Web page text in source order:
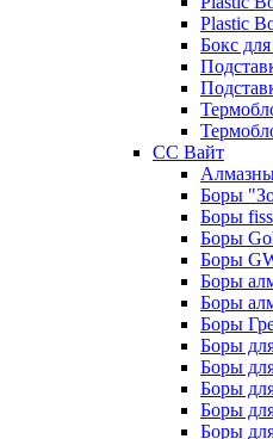
Plastic
Бокс
СС Вайт
Боры
Боры
Боры
Боры
Боры
Боры
Боры
Боры
Боры
Боры
Боры
Боры